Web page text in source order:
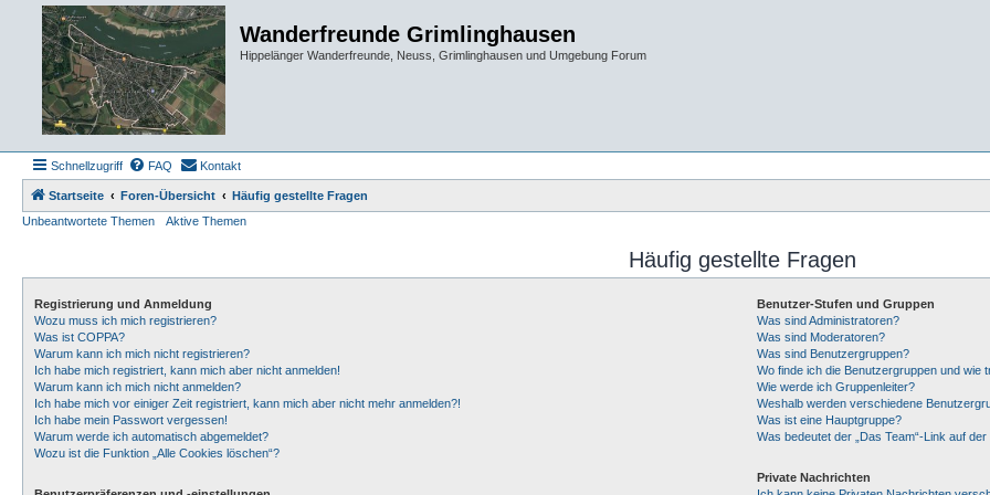
Wanderfreunde Grimlinghausen
Hippelänger Wanderfreunde, Neuss, Grimlinghausen und Umgebung Forum
Schnellzugriff FAQ Kontakt
Startseite Foren-Übersicht
Häufig gestellte Fragen
Unbeantwortete Themen
Aktive Themen
Häufig gestellte Fragen
Registrierung und Anmeldung
Wozu muss ich mich registrieren?
Was ist COPPA?
Warum kann ich mich nicht registrieren?
Ich habe mich registriert, kann mich aber nicht anmelden!
Warum kann ich mich nicht anmelden?
Ich habe mich vor einiger Zeit registriert, kann mich aber nicht mehr anmelden?!
Ich habe mein Passwort vergessen!
Warum werde ich automatisch abgemeldet?
Wozu ist die Funktion „Alle Cookies löschen“?
Benutzer-Stufen und Gruppen
Was sind Administratoren?
Was sind Moderatoren?
Was sind Benutzergruppen?
Wo finde ich die Benutzergruppen und wie
Wie werde ich Gruppenleiter?
Weshalb werden verschiedene
Was ist eine Hauptgruppe?
Was bedeutet der „Das Team“-Link auf
Private Nachrichten